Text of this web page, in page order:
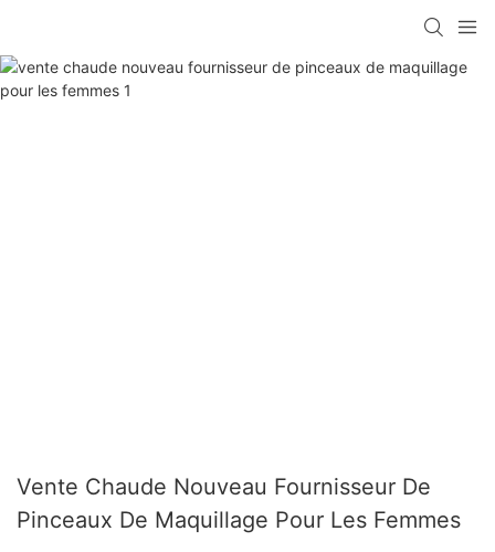
Vente Chaude Nouveau Fournisseur De
Pinceaux De Maquillage Pour Les Femmes